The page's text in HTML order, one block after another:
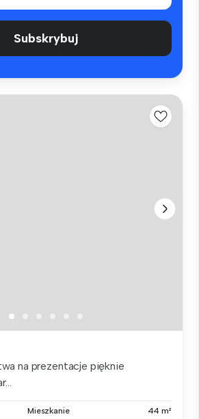
Subskrybuj
na prezentacje pięknie
Mieszkanie 44 m²